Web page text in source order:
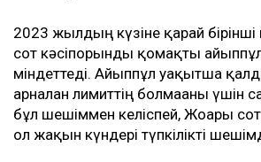
2023 жылдың күзіне қарай бірінші
сот кәсіпорынды қомақты
міндеттеді. Айыппұл уақытша
арналған лимиттің болмағаны үшін
бұл шешіммен келіспей, Жоғарғы
ол жақын күндері түпкілікті